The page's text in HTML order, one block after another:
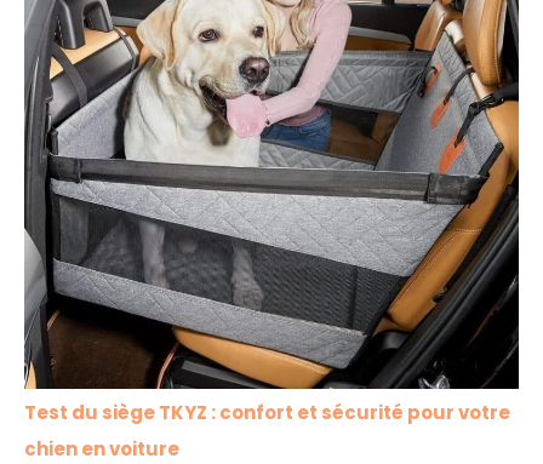
Test du siège TKYZ : confort et sécurité pour votre
chien en voiture